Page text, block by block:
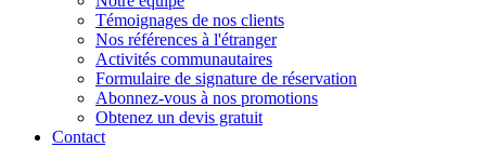
Témoignages de nos clients
Nos références à l'étranger
Activités communautaires
Formulaire de signature de réservation
Abonnez-vous à nos promotions
Obtenez un devis gratuit
Contact